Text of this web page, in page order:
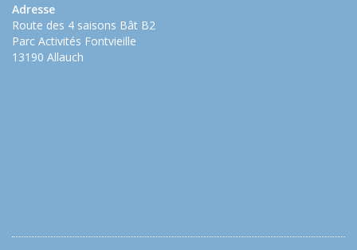
Adresse
Route des 4 saisons Bât B2
Parc Activités Fontvieille
13190 Allauch